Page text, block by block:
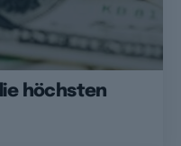
höchsten